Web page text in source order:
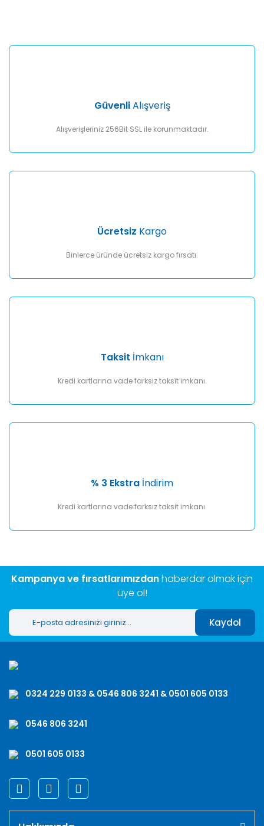
Yorum Yaz
Ürün fiyatı diğer sitelerden daha pahalı.
GüvenliAlışveriş
Alışverişleriniz 256Bit SSL ile korunmaktadır.
Ücretsiz Kargo
Binlerce üründe ücretsiz kargo fırsatı.
Taksit İmkanı
Kredi kartlarına vade farksız taksit imkanı.
% 3 Ekstra İndirim
Kredi kartlarına vade farksız taksit imkanı.
Kampanya ve fırsatlarımızdanhaberdar olmak için
üye ol!
Kaydol
0324 229 0133 & 0546 806 3241 & 0501 605 0133
0546 806 3241
0501 605 0133